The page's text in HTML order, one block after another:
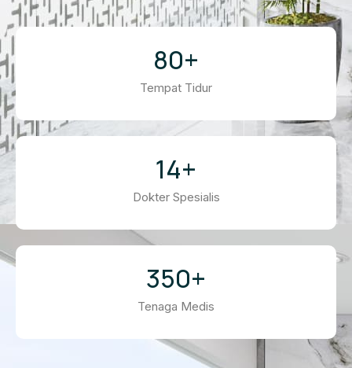
Tempat Tidur
80+
Dokter Spesialis
14+
Tenaga Medis
350+